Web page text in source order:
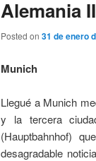
Alemania
Posted on 31 de enero
Munich
Llegué a Munich
y la tercera
(Hauptbahnhof)
desagradable